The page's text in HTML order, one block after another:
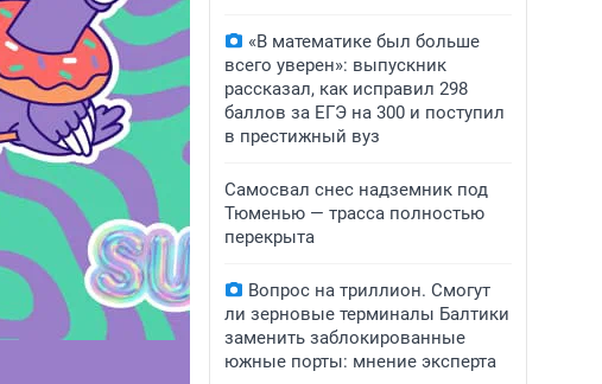
«В математике был больше
всего уверен»: выпускник
рассказал, как исправил 298
баллов за ЕГЭ на 300 и поступил
в престижный вуз
Самосвал снес надземник под
Тюменью — трасса полностью
перекрыта
Вопрос на триллион. Смогут
ли зерновые терминалы Балтики
заменить заблокированные
южные порты: мнение эксперта